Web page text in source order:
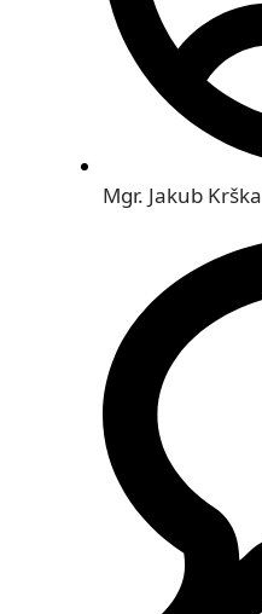
Mgr. Jakub Krška